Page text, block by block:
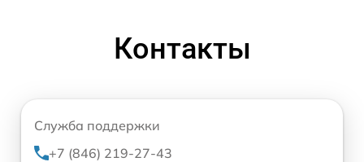
Контакты
Служба поддержки
+7 (846) 219-27-43